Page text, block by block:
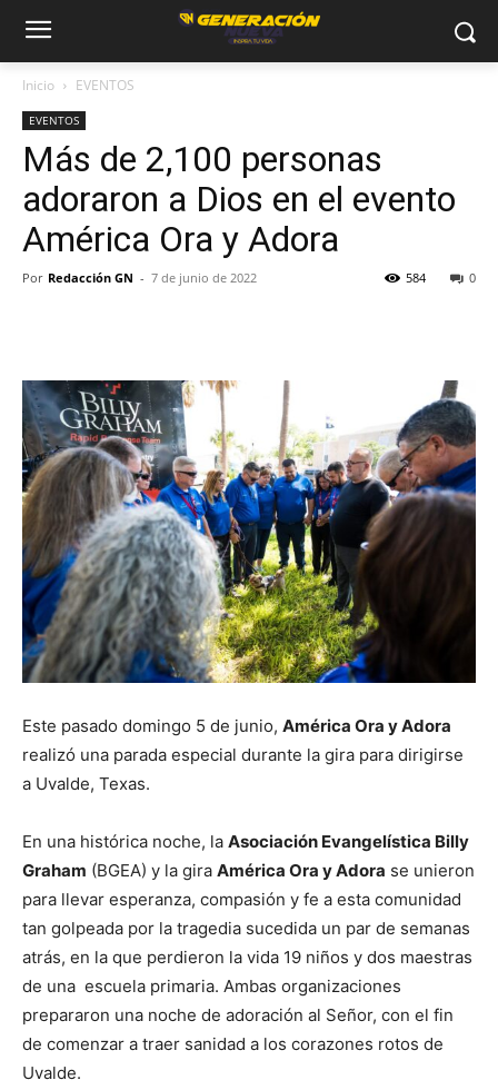
Inicio EVENTOS
EVENTOS
Más de 2,100 personas
adoraron a Dios en el evento
América Ora y Adora
Por Redacción GN - 7 de junio de 2022 0
584
Este pasado domingo 5 de junio, América Ora y Adora
realizó una parada especial durante la gira para dirigirse
a Uvalde, Texas.
En una histórica noche, la Asociación Evangelística Billy
Graham (BGEA) y la gira América Ora y Adora se unieron
para llevar esperanza, compasión y fe a esta comunidad
tan golpeada por la tragedia sucedida un par de semanas
atrás, en la que perdieron la vida 19 niños y dos maestras
de una escuela primaria. Ambas organizaciones
prepararon una noche de adoración al Señor, con el fin
de comenzar a traer sanidad a los corazones rotos de
Uvalde.